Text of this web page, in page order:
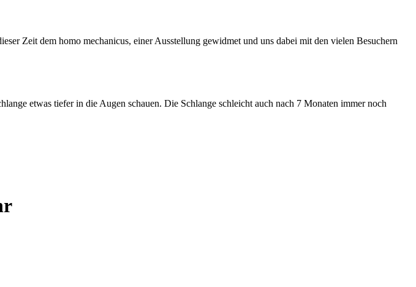
Zeit dem homo mechanicus, einer Ausstellung gewidmet und uns dabei mit den vielen Besuchern
etwas tiefer in die Augen schauen. Die Schlange schleicht auch nach 7 Monaten immer noch